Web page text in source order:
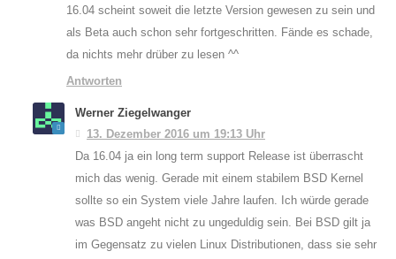
16.04 scheint soweit die letzte Version gewesen zu sein und
als Beta auch schon sehr fortgeschritten. Fände es schade,
da nichts mehr drüber zu lesen ^^
Antworten
Werner Ziegelwanger
13. Dezember 2016 um 19:13 Uhr
Da 16.04 ja ein long term support Release ist überrascht
mich das wenig. Gerade mit einem stabilem BSD Kernel
sollte so ein System viele Jahre laufen. Ich würde gerade
was BSD angeht nicht zu ungeduldig sein. Bei BSD gilt ja
im Gegensatz zu vielen Linux Distributionen, dass sie sehr